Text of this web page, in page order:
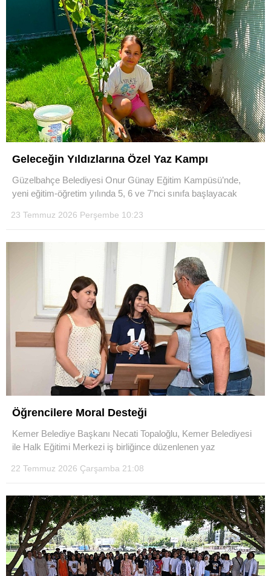
Geleceğin Yıldızlarına Özel Yaz Kampı
Güzelbahçe Belediyesi Onur Günay Eğitim Kampüsü’nde,
yeni eğitim-öğretim yılında 5, 6 ve 7’nci sınıfa başlayacak
23 Temmuz 2026 Perşembe 10:23
Öğrencilere Moral Desteği
Kemer Belediye Başkanı Necati Topaloğlu, Kemer Belediyesi
ile Halk Eğitimi Merkezi iş birliğince düzenlenen yaz
22 Temmuz 2026 Çarşamba 21:08